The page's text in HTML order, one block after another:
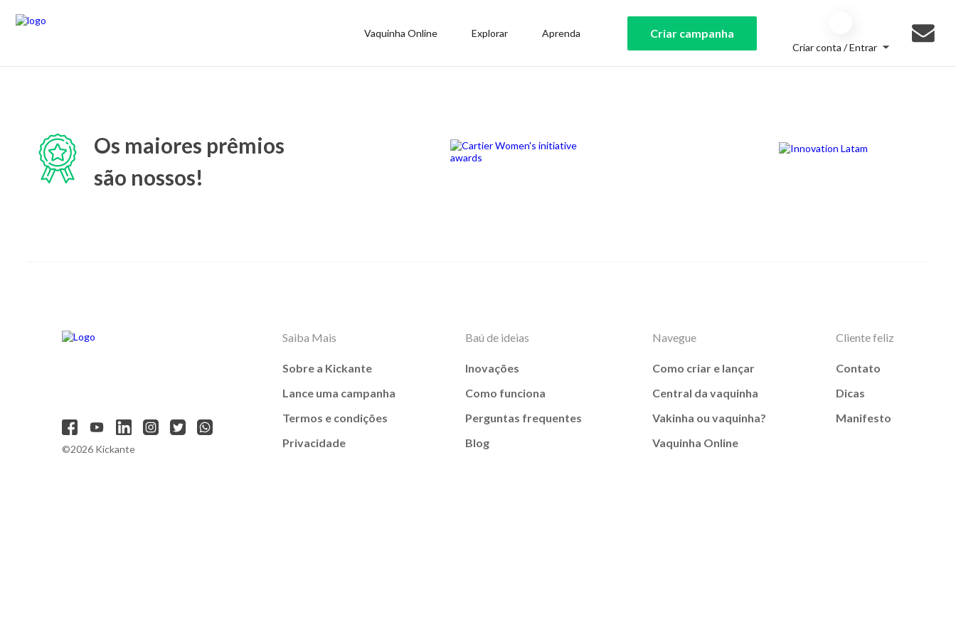
Vaquinha Online Explorar Aprenda Criar campanha
Criar conta / Entrar
Os maiores prêmios
são nossos!
©2026 Kickante
Saiba Mais
Sobre a Kickante
Lance uma campanha
Termos e condições
Privacidade
Baú de ideias
Inovações
Como funciona
Perguntas frequentes
Blog
Navegue
Como criar e lançar
Central da vaquinha
Vakinha ou vaquinha?
Vaquinha Online
Cliente feliz
Contato
Dicas
Manifesto